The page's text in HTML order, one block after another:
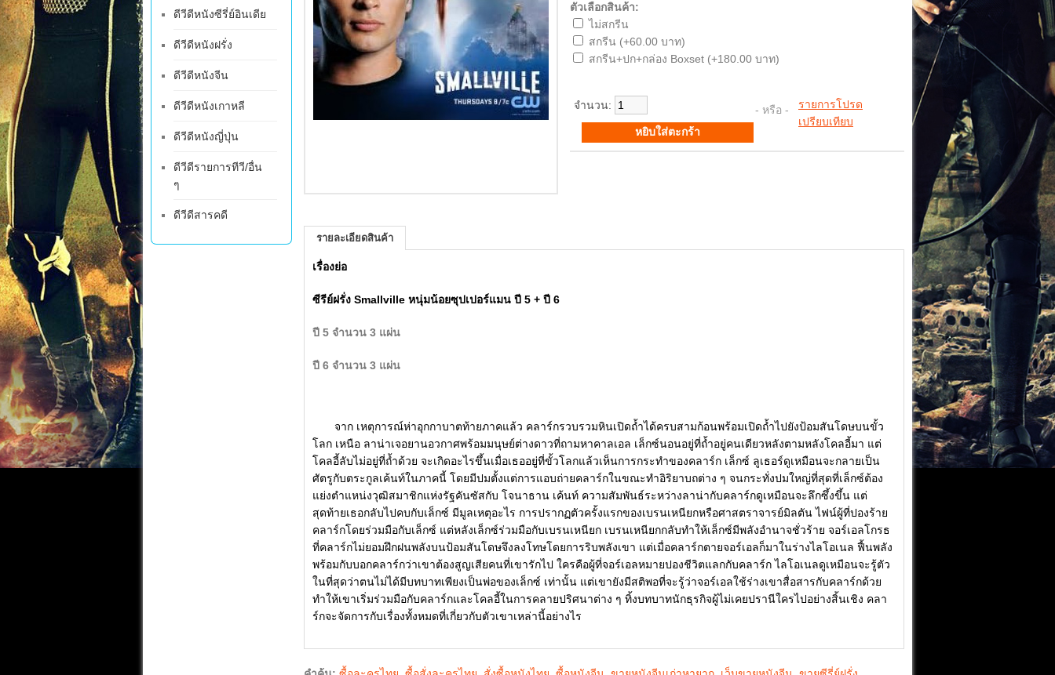
ดีวีดีหนังซีรี่ย์อินเดีย
ดีวีดีหนังฝรั่ง
ดีวีดีหนังจีน
ดีวีดีหนังเกาหลี
ดีวีดีหนังญี่ปุ่น
ดีวีดีรายการทีวี/อื่น
ๆ
ดีวีดีสารคดี
ตัวเลือกสินค้า:
ไม่สกรีน
สกรีน (+60.00 บาท)
สกรีน+ปก+กล่อง Boxset (+180.00 บาท)
จำนวน: - หรือ - รายการโปรด
เปรียบเทียบ
รายละเอียดสินค้า
เรื่องย่อ
ซีรีย์ฝรั่ง Smallville หนุ่มน้อยซุปเปอร์แมน ปี 5 + ปี 6
ปี 5 จำนวน 3 แผ่น
ปี 6 จำนวน 3 แผ่น
จาก เหตุการณ์ห่าอุกกาบาตท้ายภาคแล้ว คลาร์กรวบรวมหินเปิดถ้ำได้ครบสามก้อนพร้อมเปิดถ้ำไปยังป้อมสันโดษบนขั้ว
โลก เหนือ ลาน่าเจอยานอวกาศพร้อมมนุษย์ต่างดาวที่ถามหาคาลเอล เล็กซ์นอนอยู่ที่ถ้ำอยู่คนเดียวหลังตามหลังโคลอี้มา แต่
โคลอี้ลับไม่อยู่ที่ถ้ำด้วย จะเกิดอะไรขึ้นเมื่อเธออยู่ที่ขั้วโลกแล้วเห็นการกระทำของคลาร์ก เล็กซ์ ลูเธอร์ดูเหมือนจะกลายเป็น
ศัตรูกับตระกูลเค้นท์ในภาคนี้ โดยมีปมตั้งแต่การแอบถ่ายคลาร์กในขณะทำอิริยาบถต่าง ๆ จนกระทั่งปมใหญ่ที่สุดที่เล็กซ์ต้อง
แย่งตำแหน่งวุฒิสมาชิกแห่งรัฐคันซัสกับ โจนาธาน เค้นท์ ความสัมพันธ์ระหว่างลาน่ากับคลาร์กดูเหมือนจะลึกซึ้งขึ้น แต่
สุดท้ายเธอกลับไปคบกับเล็กซ์ มีมูลเหตุอะไร การปรากฏตัวครั้งแรกของเบรนเหนียกหรือศาสตราจารย์มิลตัน ไฟน์ผู้ที่ปองร้าย
คลาร์กโดยร่วมมือกับเล็กซ์ แต่หลังเล็กซ์ร่วมมือกับเบรนเหนียก เบรนเหนียกกลับทำให้เล็กซ์มีพลังอำนาจชั่วร้าย จอร์เอลโกรธ
ที่คลาร์กไม่ยอมฝึกฝนพลังบนป้อมสันโดษจึงลงโทษโดยการริบพลังเขา แต่เมื่อคลาร์กตายจอร์เอลก็มาในร่างไลโอเนล ฟื้นพลัง
พร้อมกับบอกคลาร์กว่าเขาต้องสูญเสียคนที่เขารักไป ใครคือผู้ที่จอร์เอลหมายปองชีวิตแลกกับคลาร์ก ไลโอเนลดูเหมือนจะรู้ตัว
ในที่สุดว่าตนไม่ได้มีบทบาทเพียงเป็นพ่อของเล็กซ์ เท่านั้น แต่เขายังมีสติพอที่จะรู้ว่าจอร์เอลใช้ร่างเขาสื่อสารกับคลาร์กด้วย
ทำให้เขาเริ่มร่วมมือกับคลาร์กและโคลอี้ในการคลายปริศนาต่าง ๆ ทิ้งบทบาทนักธุรกิจผู้ไม่เคยปรานีใครไปอย่างสิ้นเชิง คลา
ร์กจะจัดการกับเรื่องทั้งหมดที่เกี่ยวกับตัวเขาเหล่านี้อย่างไร